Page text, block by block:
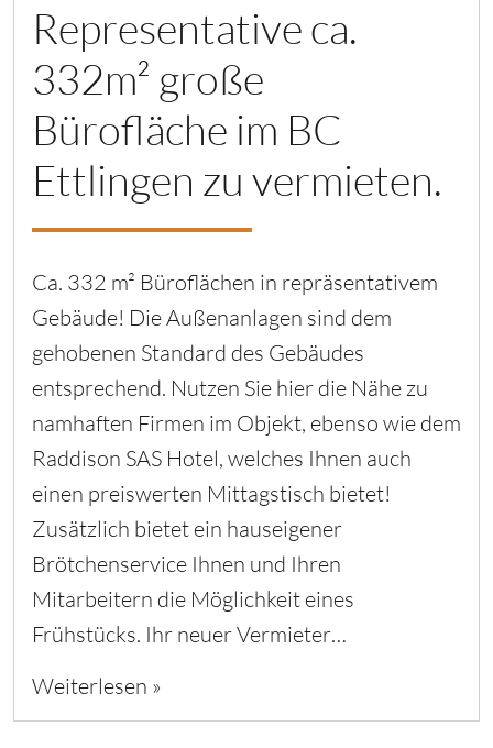
Representative ca.
332m² große
Bürofläche im BC
Ettlingen zu vermieten.
Ca. 332 m² Büroflächen in repräsentativem
Gebäude! Die Außenanlagen sind dem
gehobenen Standard des Gebäudes
entsprechend. Nutzen Sie hier die Nähe zu
namhaften Firmen im Objekt, ebenso wie dem
Raddison SAS Hotel, welches Ihnen auch
einen preiswerten Mittagstisch bietet!
Zusätzlich bietet ein hauseigener
Brötchenservice Ihnen und Ihren
Mitarbeitern die Möglichkeit eines
Frühstücks. Ihr neuer Vermieter…
Weiterlesen »